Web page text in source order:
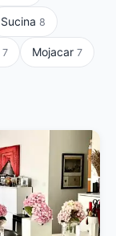
Sucina 8
7 Mojacar 7